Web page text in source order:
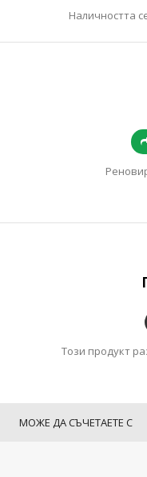
Наличността
Този продукт
МОЖЕ ДА СЪЧЕТАЕТЕ С